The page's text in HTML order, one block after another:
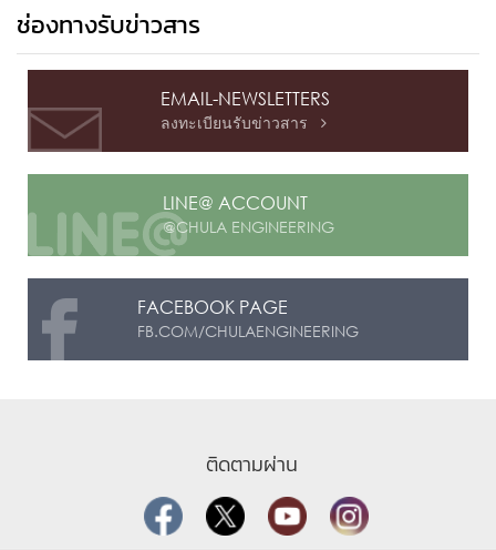
ช่องทางรับข่าวสาร
EMAIL-NEWSLETTERS
ลงทะเบียนรับข่าวสาร 
LINE@ ACCOUNT
@CHULA ENGINEERING
FACEBOOK PAGE
FB.COM/CHULAENGINEERING
ติดตามผ่าน